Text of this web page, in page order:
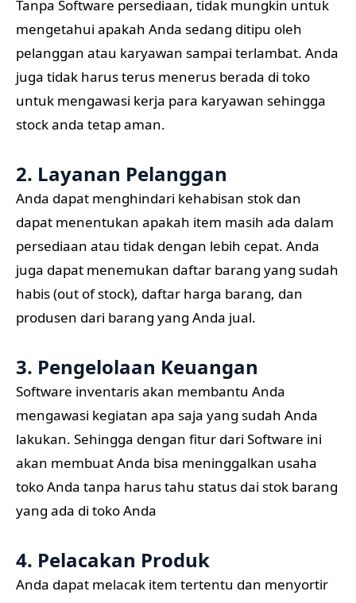
Tanpa Software persediaan, tidak mungkin untuk
mengetahui apakah Anda sedang ditipu oleh
pelanggan atau karyawan sampai terlambat. Anda
juga tidak harus terus menerus berada di toko
untuk mengawasi kerja para karyawan sehingga
stock anda tetap aman.
2. Layanan Pelanggan
Anda dapat menghindari kehabisan stok dan
dapat menentukan apakah item masih ada dalam
persediaan atau tidak dengan lebih cepat. Anda
juga dapat menemukan daftar barang yang sudah
habis (out of stock), daftar harga barang, dan
produsen dari barang yang Anda jual.
3. Pengelolaan Keuangan
Software inventaris akan membantu Anda
mengawasi kegiatan apa saja yang sudah Anda
lakukan. Sehingga dengan fitur dari Software ini
akan membuat Anda bisa meninggalkan usaha
toko Anda tanpa harus tahu status dai stok barang
yang ada di toko Anda
4. Pelacakan Produk
Anda dapat melacak item tertentu dan menyortir